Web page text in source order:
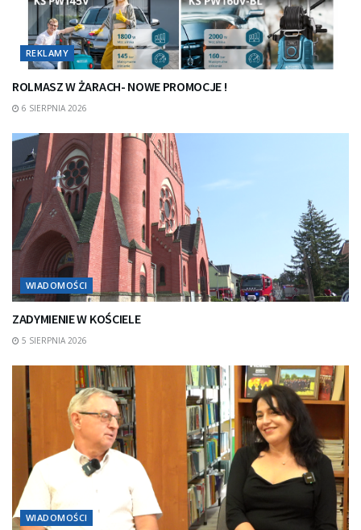
REKLAMY
ROLMASZ W ŻARACH- NOWE PROMOCJE !
6 SIERPNIA 2026
WIADOMOŚCI
ZADYMIENIE W KOŚCIELE
5 SIERPNIA 2026
WIADOMOŚCI